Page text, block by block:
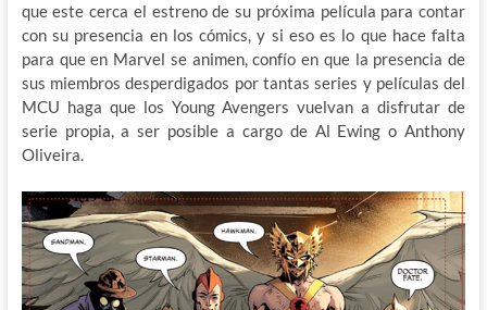
que este cerca el estreno de su próxima película para contar
con su presencia en los cómics, y si eso es lo que hace falta
para que en Marvel se animen, confío en que la presencia de
sus miembros desperdigados por tantas series y películas del
MCU haga que los Young Avengers vuelvan a disfrutar de
serie propia, a ser posible a cargo de Al Ewing o Anthony
Oliveira.